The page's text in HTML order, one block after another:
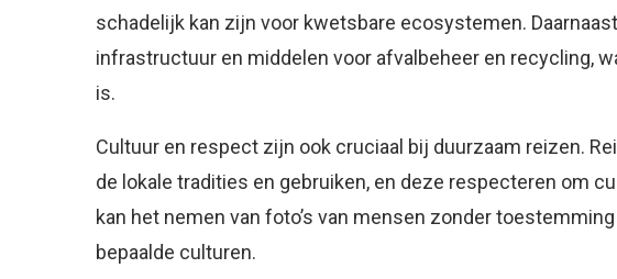
schadelijk kan zijn voor kwetsbare ecosystemen.
infrastructuur en middelen voor afvalbeheer en recycling,
is.
Cultuur en respect zijn ook cruciaal bij duurzaam reizen.
de lokale tradities en gebruiken, en deze respecteren om
kan het nemen van foto’s van mensen zonder
bepaalde culturen.